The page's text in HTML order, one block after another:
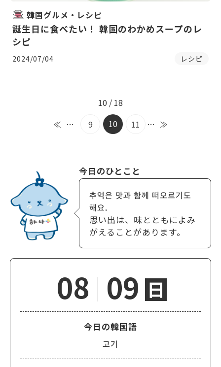
韓国グルメ・レシピ
誕生日に食べたい！ 韓国のわかめスープのレ
シピ
2024/07/04 レシピ
10 / 18
≪ … 9 10 11 … ≫
今日のひとこと
추억은 맛과 함께 떠오르기도
해요.
思い出は、味とともによみ
がえることがあります。
08 09 日
今日の韓国語
고기